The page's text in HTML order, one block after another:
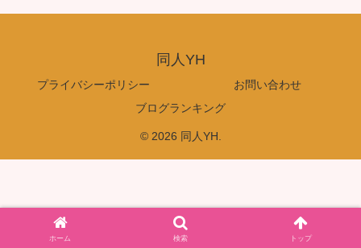
同人YH
プライバシーポリシー
お問い合わせ
ブログランキング
© 2026 同人YH.
ホーム 検索 トップ